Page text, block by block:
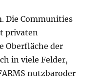
Die Communities
privaten
Oberfläche der
in viele Felder,
nutzbaroder